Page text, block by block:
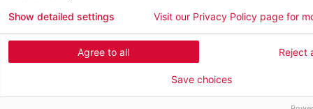
Agree to all Reject
Show detailed settings Visit our Privacy Policy page for
Save choices